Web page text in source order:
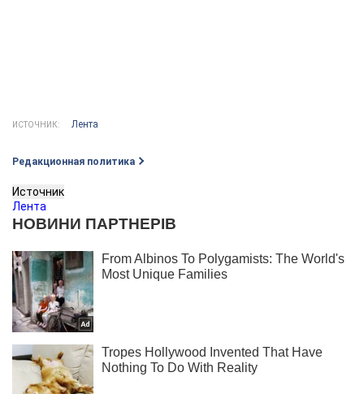
ИСТОЧНИК: Лента
Редакционная политика
Источник
Лента